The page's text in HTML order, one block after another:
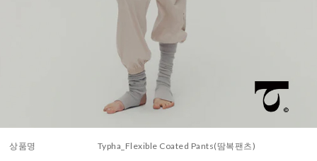
상품명 Typha_Flexible Coated Pants(땀복팬츠)